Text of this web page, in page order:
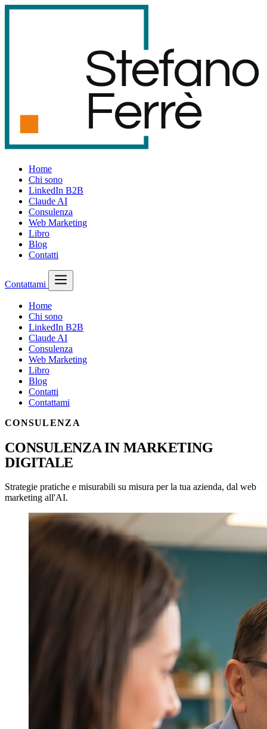
Stefano
Ferrè
Home
Chi sono
LinkedIn B2B
Claude AI
Consulenza
Web Marketing
Libro
Blog
Contatti
Contattami
Home
Chi sono
LinkedIn B2B
Claude AI
Consulenza
Web Marketing
Libro
Blog
Contatti
Contattami
CONSULENZA
CONSULENZA IN MARKETING
DIGITALE
Strategie pratiche e misurabili su misura per la tua azienda, dal web
marketing all'AI.